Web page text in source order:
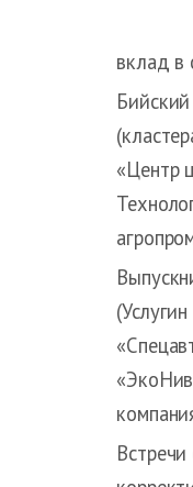
вклад в
«Центр